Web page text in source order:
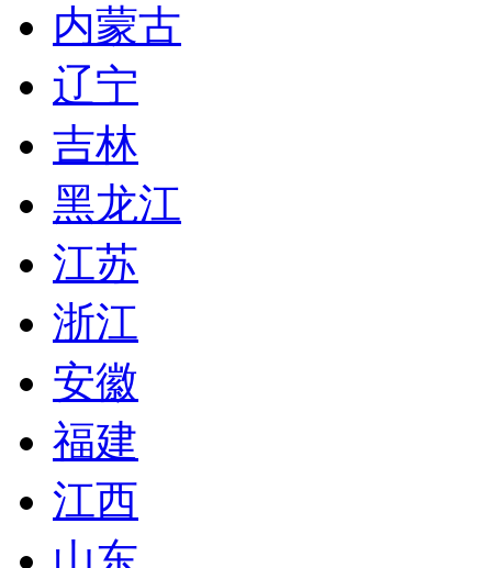
内蒙古
辽宁
吉林
黑龙江
江苏
浙江
安徽
福建
江西